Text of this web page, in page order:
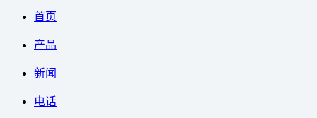
首页
产品
新闻
电话